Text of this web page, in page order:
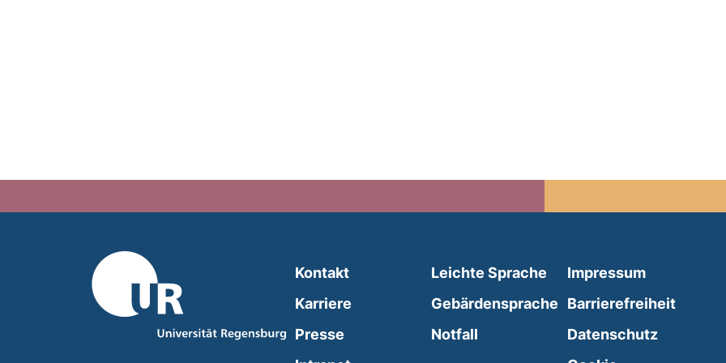
Kontakt
Karriere
Presse
Leichte Sprache (external link, opens in a
Gebärdensprache (external link, opens in
Notfall (external link, opens in a new
Impressum
Barrierefreiheit
Datenschutz